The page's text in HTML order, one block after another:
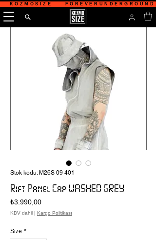
KOZMOSIZE    FOREVERUNDERGROUND
Stok kodu: M26S 09 401
Rift Panel Cap WASHED GREY
₺3.990,00Fiyat
KDV dahil | Kargo Politikası
Size *